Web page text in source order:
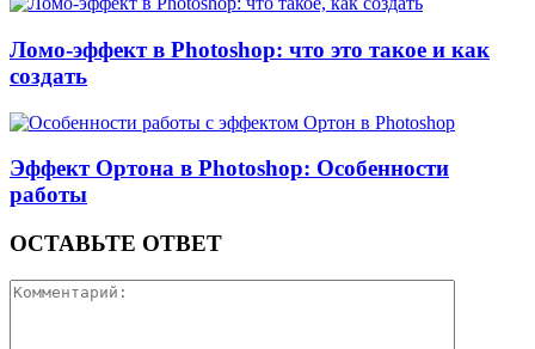
Ломо-эффект в Photoshop: что это такое и как
создать
Эффект Ортона в Photoshop: Особенности
работы
ОСТАВЬТЕ ОТВЕТ